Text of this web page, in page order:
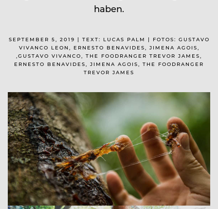
haben.
SEPTEMBER 5, 2019 | TEXT: LUCAS PALM | FOTOS: GUSTAVO
VIVANCO LEON, ERNESTO BENAVIDES, JIMENA AGOIS,
,GUSTAVO VIVANCO, THE FOODRANGER TREVOR JAMES,
ERNESTO BENAVIDES, JIMENA AGOIS, THE FOODRANGER
TREVOR JAMES